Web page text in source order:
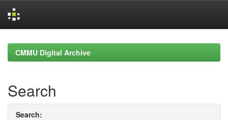
navigationCMMU Digital Archive
Search
Search: